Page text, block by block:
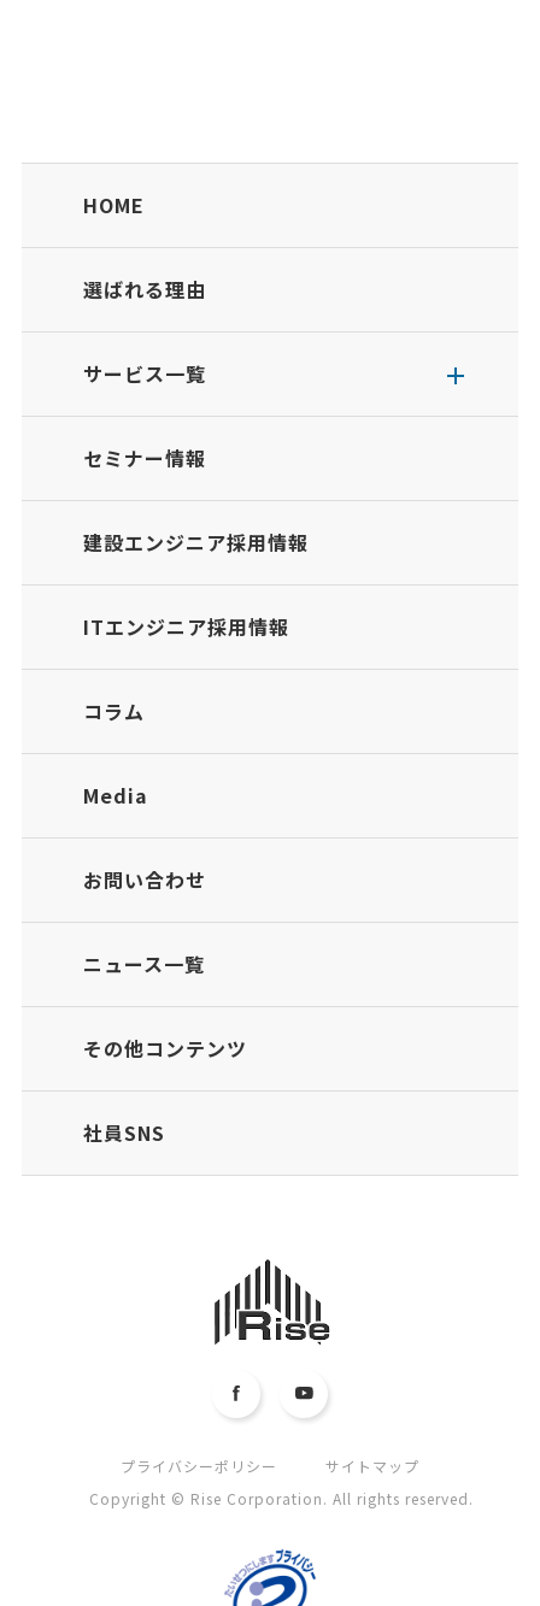
HOME
選ばれる理由
サービス一覧
セミナー情報
建設エンジニア採用情報
ITエンジニア採用情報
コラム
Media
お問い合わせ
ニュース一覧
その他コンテンツ
社員SNS
プライバシーポリシー
サイトマップ
Copyright © Rise Corporation. All rights reserved.